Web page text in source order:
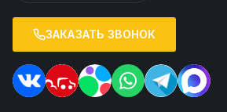
ЗАКАЗАТЬ ЗВОНОК